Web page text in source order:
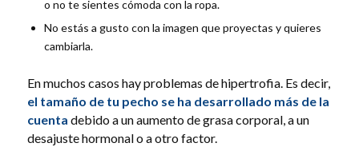
o no te sientes cómoda con la ropa.
No estás a gusto con la imagen que proyectas y quieres
cambiarla.
En muchos casos hay problemas de hipertrofia. Es decir,
el tamaño de tu pecho se ha desarrollado más de la
cuenta debido a un aumento de grasa corporal, a un
desajuste hormonal o a otro factor.